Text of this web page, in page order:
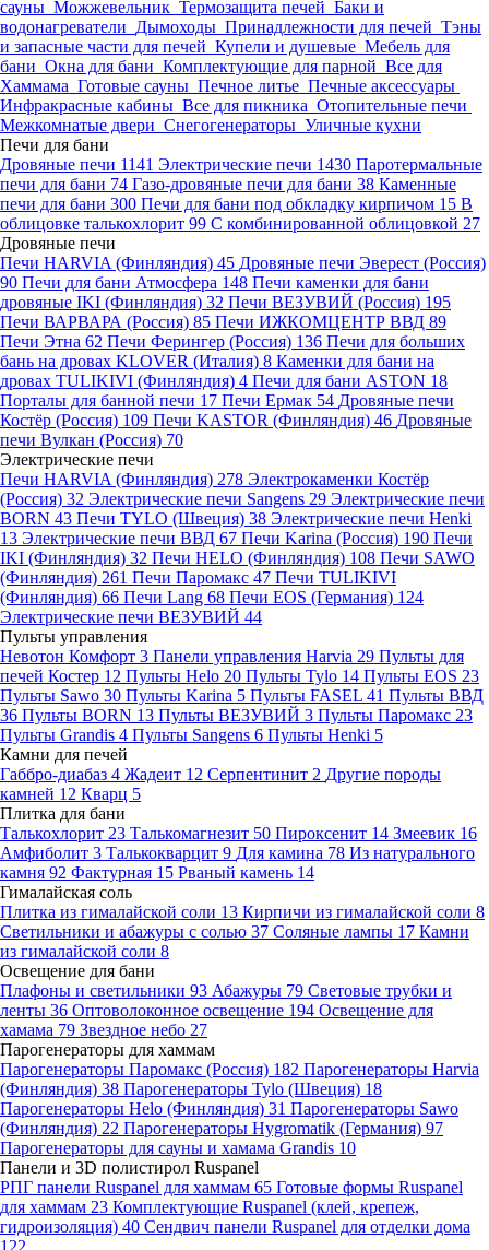
сауны Можжевельник Термозащита печей Баки и
водонагреватели Дымоходы Принадлежности для печей Тэны
и запасные части для печей Купели и душевые Мебель для
бани Окна для бани Комплектующие для парной Все для
Хаммама Готовые сауны Печное литье Печные аксессуары
Инфракрасные кабины Все для пикника Отопительные печи
Межкомнатые двери Снегогенераторы Уличные кухни
Печи для бани
Дровяные печи 1141 Электрические печи 1430 Паротермальные
печи для бани 74 Газо-дровяные печи для бани 38 Каменные
печи для бани 300 Печи для бани под обкладку кирпичом 15 В
облицовке талькохлорит 99 С комбинированной облицовкой 27
Дровяные печи
Печи HARVIA (Финляндия) 45 Дровяные печи Эверест (Россия)
90 Печи для бани Атмосфера 148 Печи каменки для бани
дровяные IKI (Финляндия) 32 Печи ВЕЗУВИЙ (Россия) 195
Печи ВАРВАРА (Россия) 85 Печи ИЖКОМЦЕНТР ВВД 89
Печи Этна 62 Печи Ферингер (Россия) 136 Печи для больших
бань на дровах KLOVER (Италия) 8 Каменки для бани на
дровах TULIKIVI (Финляндия) 4 Печи для бани ASTON 18
Порталы для банной печи 17 Печи Ермак 54 Дровяные печи
Костёр (Россия) 109 Печи KASTOR (Финляндия) 46 Дровяные
печи Вулкан (Россия) 70
Электрические печи
Печи HARVIA (Финляндия) 278 Электрокаменки Костёр
(Россия) 32 Электрические печи Sangens 29 Электрические печи
BORN 43 Печи TYLO (Швеция) 38 Электрические печи Henki
13 Электрические печи ВВД 67 Печи Karina (Россия) 190 Печи
IKI (Финляндия) 32 Печи HELO (Финляндия) 108 Печи SAWO
(Финляндия) 261 Печи Паромакс 47 Печи TULIKIVI
(Финляндия) 66 Печи Lang 68 Печи EOS (Германия) 124
Электрические печи ВЕЗУВИЙ 44
Пульты управления
Невотон Комфорт 3 Панели управления Harvia 29 Пульты для
печей Костер 12 Пульты Helo 20 Пульты Tylo 14 Пульты EOS 23
Пульты Sawo 30 Пульты Karina 5 Пульты FASEL 41 Пульты ВВД
36 Пульты BORN 13 Пульты ВЕЗУВИЙ 3 Пульты Паромакс 23
Пульты Grandis 4 Пульты Sangens 6 Пульты Henki 5
Камни для печей
Габбро-диабаз 4 Жадеит 12 Серпентинит 2 Другие породы
камней 12 Кварц 5
Плитка для бани
Талькохлорит 23 Талькомагнезит 50 Пироксенит 14 Змеевик 16
Амфиболит 3 Талькокварцит 9 Для камина 78 Из натурального
камня 92 Фактурная 15 Рваный камень 14
Гималайская соль
Плитка из гималайской соли 13 Кирпичи из гималайской соли 8
Светильники и абажуры с солью 37 Соляные лампы 17 Камни
из гималайской соли 8
Освещение для бани
Плафоны и светильники 93 Абажуры 79 Световые трубки и
ленты 36 Оптоволоконное освещение 194 Освещение для
хамама 79 Звездное небо 27
Парогенераторы для хаммам
Парогенераторы Паромакс (Россия) 182 Парогенераторы Harvia
(Финляндия) 38 Парогенераторы Tylo (Швеция) 18
Парогенераторы Helo (Финляндия) 31 Парогенераторы Sawo
(Финляндия) 22 Парогенераторы Hygromatik (Германия) 97
Парогенераторы для сауны и хамама Grandis 10
Панели и 3D полистирол Ruspanel
РПГ панели Ruspanel для хаммам 65 Готовые формы Ruspanel
для хаммам 23 Комплектующие Ruspanel (клей, крепеж,
гидроизоляция) 40 Сендвич панели Ruspanel для отделки дома
122